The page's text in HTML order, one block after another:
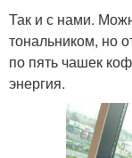
Так и с нами.
тональником, но
по пять чашек
энергия.